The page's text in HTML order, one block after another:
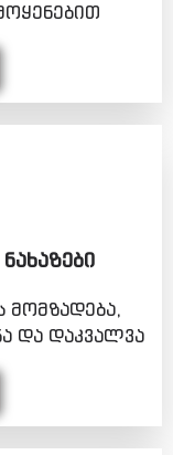
მომზადება,
და დაკვალვა